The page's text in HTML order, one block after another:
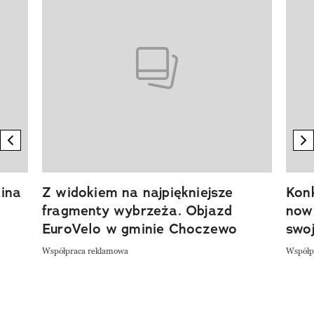
previous element
Z widokiem na najpiękniejsze
fragmenty wybrzeża. Objazd
EuroVelo w gminie Choczewo
Współpraca reklamowa